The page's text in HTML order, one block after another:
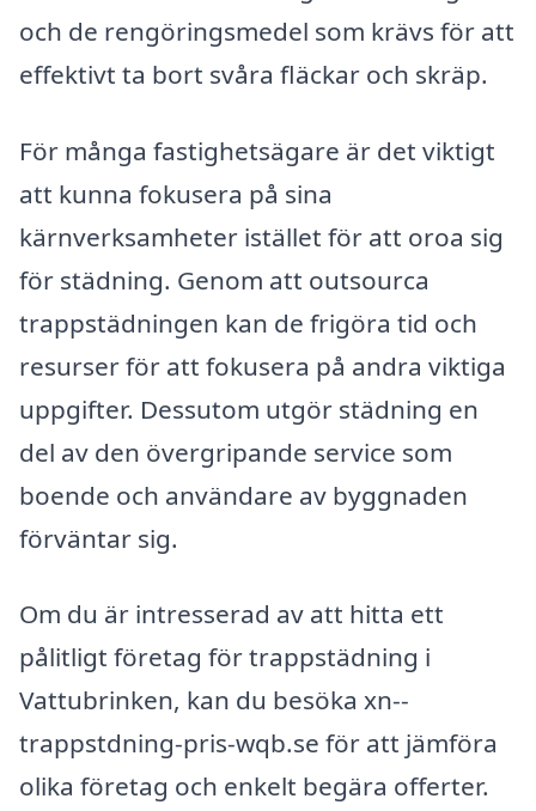
och de rengöringsmedel som krävs för att
effektivt ta bort svåra fläckar och skräp.
För många fastighetsägare är det viktigt
att kunna fokusera på sina
kärnverksamheter istället för att oroa sig
för städning. Genom att outsourca
trappstädningen kan de frigöra tid och
resurser för att fokusera på andra viktiga
uppgifter. Dessutom utgör städning en
del av den övergripande service som
boende och användare av byggnaden
förväntar sig.
Om du är intresserad av att hitta ett
pålitligt företag för trappstädning i
Vattubrinken, kan du besöka xn--
trappstdning-pris-wqb.se för att jämföra
olika företag och enkelt begära offerter.